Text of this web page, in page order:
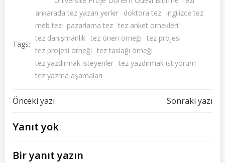
Tags:
ankarada tez yazan yerler doktora tez ingilizce tez
meb tez pazarlama tez tez anket örnekleri
tez danışmanlık tez öneri örneği tez projesi
tez projesi örneği tez taslağı örneği
tez yazdırmak isteyenler tez yazdırmak istiyorum
tez yazma aşamaları
Yazı
dolaşımı
Önceki yazı Sonraki yazı
Yanıt yok
Bir yanıt yazın